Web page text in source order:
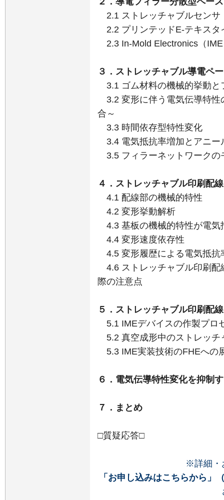
2.1 ストレッチャブルセンサ
2.2 プリンテッドE-テキスタ
2.3 In-Mold Electronics（
３．ストレッチャブル導電ペ
3.1 ゴム材料の機械的挙動と
3.2 変形に伴う電気伝導特性
合～
3.3 時間依存型特性変化
3.4 電気抵抗率増加とアニー
3.5 フィラーネットワークの
４．ストレッチャブル印刷配
4.1 配線部の機械的特性
4.2 変形挙動解析
4.3 基板の機械的特性が電気
4.4 変形速度依存性
4.5 変形履歴による電気抵抗
4.6 ストレッチャブル印刷配
際の注意点
５．ストレッチャブル印刷配
5.1 IMEデバイスの作製プロ
5.2 真空成形中のストレッチ
5.3 IME実装技術のFHEへの
６．電気伝導特性変化を抑制
７．まとめ
□質疑応答□
※詳細・
「お申し込みはこちらから」